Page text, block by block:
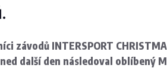
závodů INTERSPORT
další den následoval oblíbený